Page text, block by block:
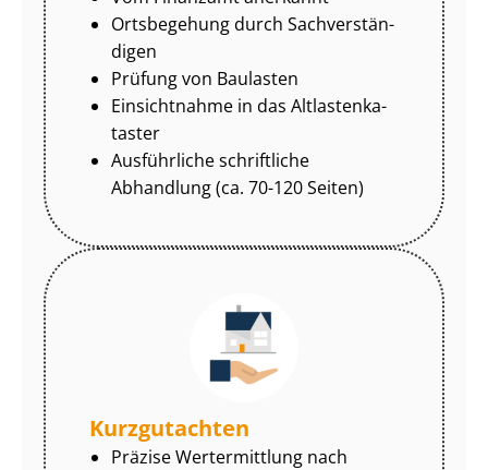
Ortsbegehung durch Sach­ver­stän­
di­gen
Prüfung von Baulasten
Einsichtnahme in das Alt­las­ten­ka­
tas­ter
Ausführliche schriftliche
Abhandlung (ca. 70-120 Seiten)
Kurzgutachten
Präzise Wertermittlung nach